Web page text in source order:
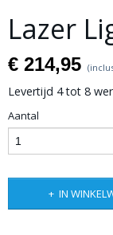
Lazer
€ 214,95
Levertijd 4 tot 8
Aantal
IN